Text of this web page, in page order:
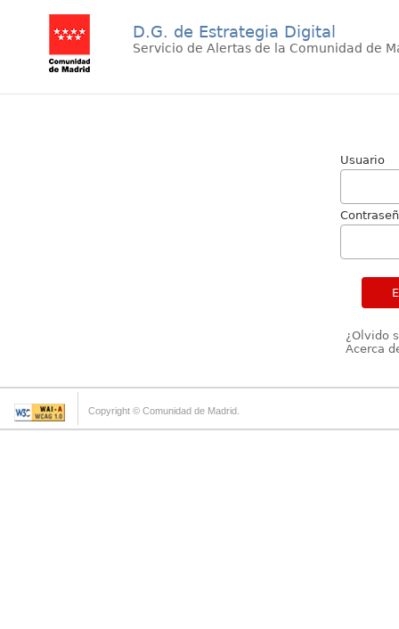
D.G. de Estrategia Digital
Servicio de Alertas de la Comunidad de
Usuario
¿Olvido
Acerca
Copyright © Comunidad de Madrid.